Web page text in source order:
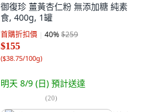
御復珍 薑黃杏仁粉 無添加糖 純素
食, 400g, 1罐
首購折扣價 40%$259
$155
($38.75/100g)
明天 8/9 (日) 預計送達
(20)